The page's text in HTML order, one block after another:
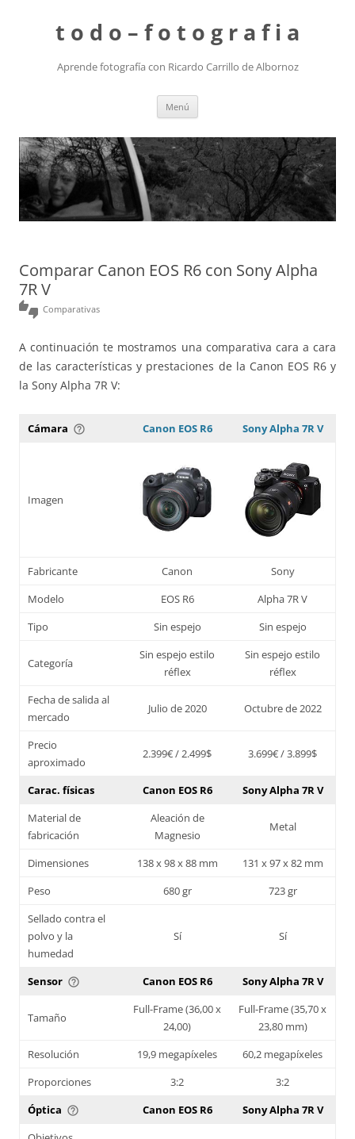
t o d o – f o t o g r a f i a
Aprende fotografía con Ricardo Carrillo de Albornoz
Menú
Comparar Canon EOS R6 con Sony Alpha
7R V
thumbs_up_down Comparativas
A continuación te mostramos una comparativa cara a cara
de las características y prestaciones de la Canon EOS R6 y
la Sony Alpha 7R V:
Cámara help_outline Canon EOS R6 Sony Alpha 7R V
Imagen
Fabricante Canon
Sony
Modelo
EOS R6
Alpha 7R V
Tipo
Sin espejo Sin espejo
Categoría
Sin espejo estilo
réflex
Sin espejo estilo
réflex
Fecha de salida al
mercado
Julio de 2020 Octubre de 2022
Precio
aproximado
2.399€ / 2.499$ 3.699€ / 3.899$
Carac. físicas Canon EOS R6
Sony Alpha 7R V
Material de
fabricación
Aleación de
Magnesio
Metal
Dimensiones 138 x 98 x 88 mm
131 x 97 x 82 mm
Peso
680 gr
723 gr
Sellado contra el
polvo y la
humedad
Sí Sí
Sensor help_outline Canon EOS R6 Sony Alpha 7R V
Tamaño
Full-Frame (36,00 x
24,00)
Full-Frame (35,70 x
23,80 mm)
Resolución
19,9 megapíxeles
60,2 megapíxeles
Proporciones
3:2
3:2
Óptica help_outline Canon EOS R6
Sony Alpha 7R V